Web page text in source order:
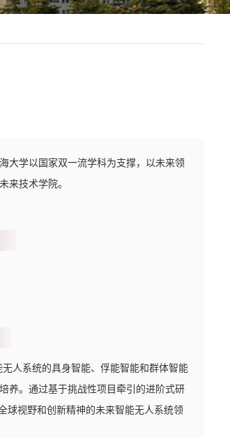
大学以国家双一流学科为支撑，以未来领
来技术学院。
人系统的具身智能、俘能智能和群体智能
养。通过基于挑战性项目牵引的进阶式研
球视野和创新精神的未来智能无人系统领